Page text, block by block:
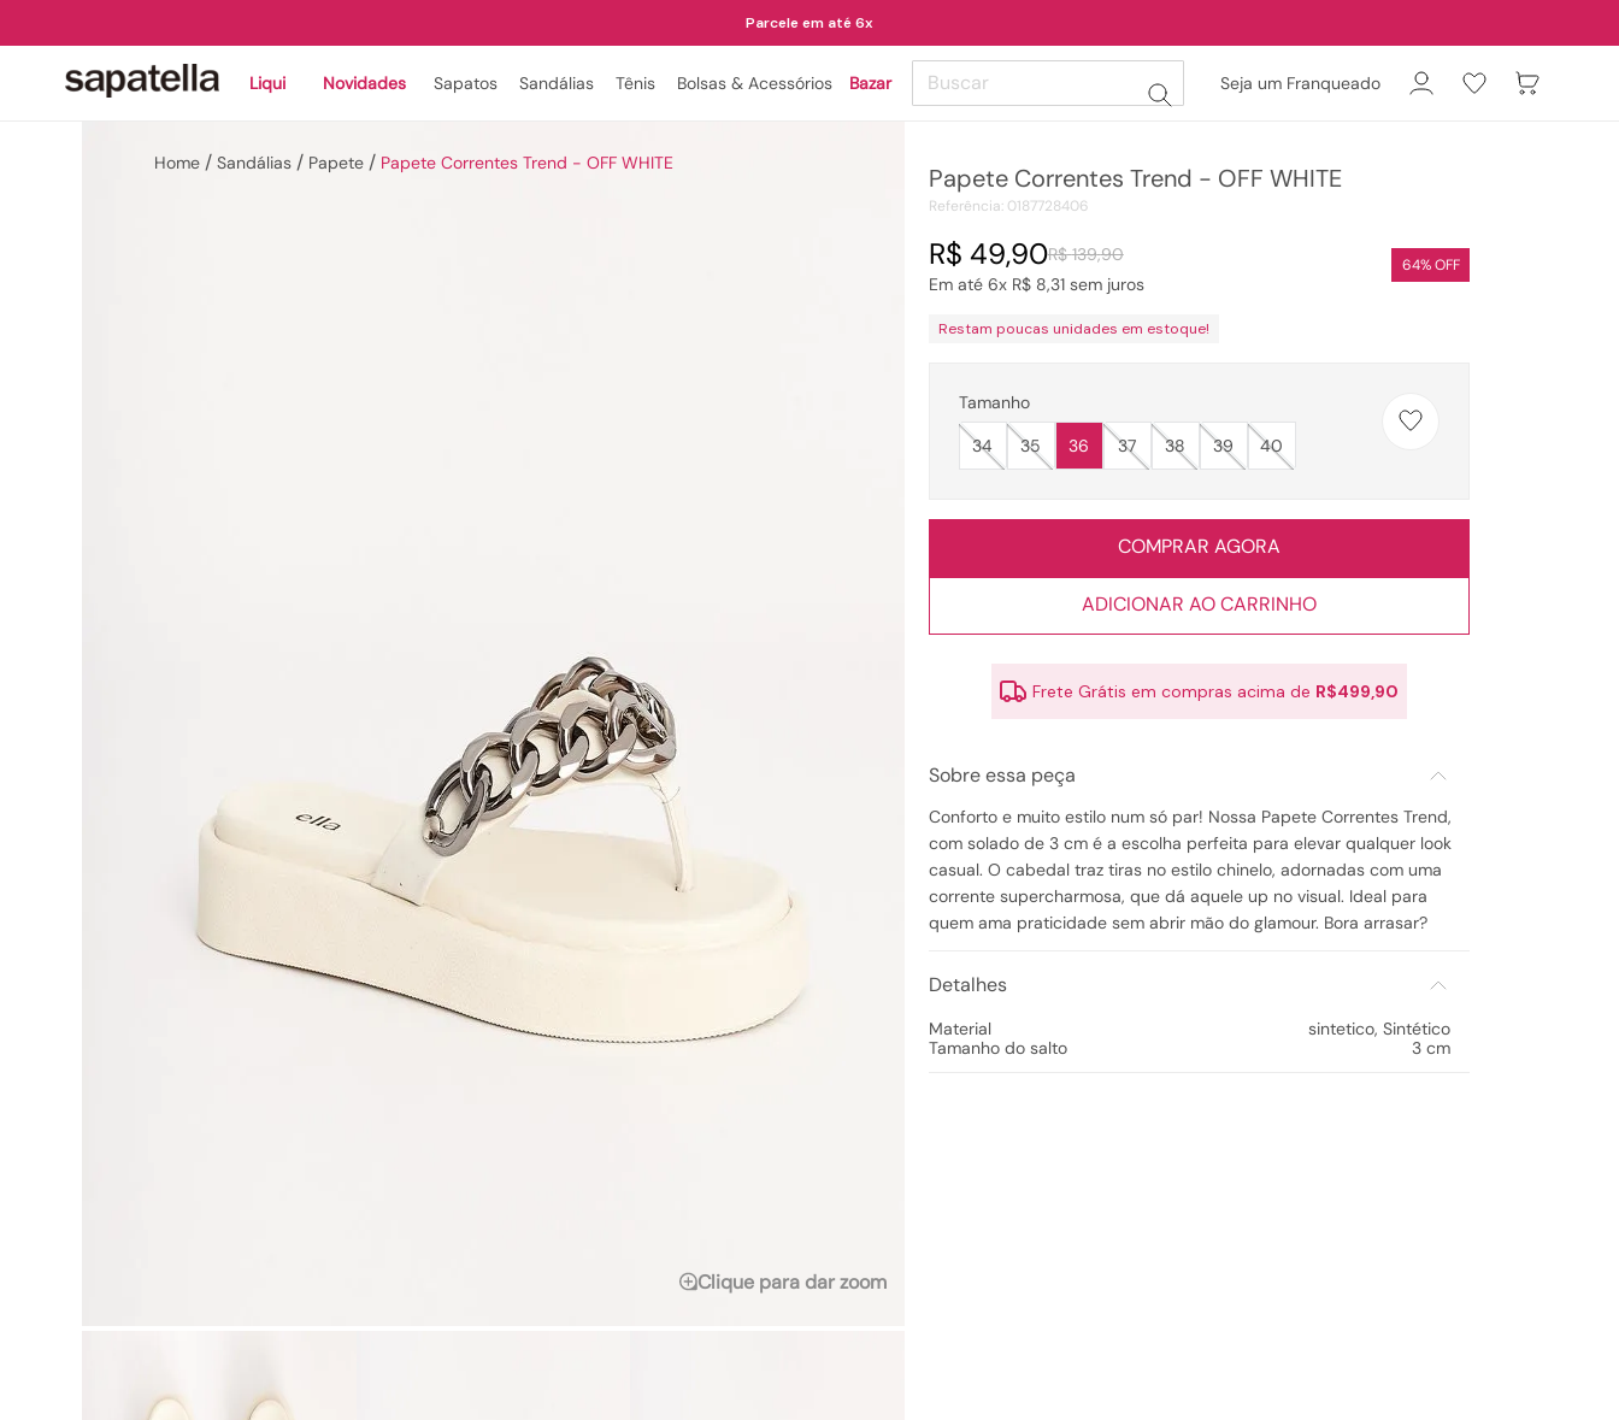
Parcele em até 6x
Liqui Novidades Sapatos Sandálias Tênis Bolsas & Acessórios Bazar
Buscar
Seja um Franqueado
Sandálias Papete Papete Correntes Trend - OFF WHITE
Clique para dar zoom
Papete Correntes Trend - OFF WHITE
Referência: 0187728406
R$ 139,90
R$ 49,90
Em até 6x R$ 8,31sem juros
64% OFF
Restam poucas unidades em estoque!
Tamanho
34
35 36 37 38 39 40
COMPRAR AGORA
ADICIONAR AO CARRINHO
Frete Grátis em compras acima de R$499,90
Sobre essa peça
Conforto e muito estilo num só par! Nossa Papete Correntes Trend,
com solado de 3 cm é a escolha perfeita para elevar qualquer look
casual. O cabedal traz tiras no estilo chinelo, adornadas com uma
corrente supercharmosa, que dá aquele up no visual. Ideal para
quem ama praticidade sem abrir mão do glamour. Bora arrasar?
Detalhes
Material sintetico, Sintético
Tamanho do salto
3 cm